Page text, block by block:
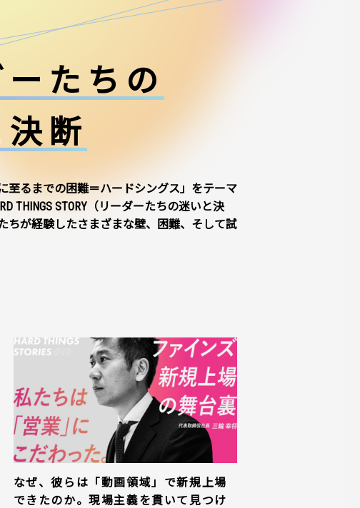
たちの
断
至るまでの困難＝ハードシングス」をテーマ
THINGS STORY（リーダーたちの迷いと決
ちが経験したさまざまな壁、困難、そして試
なぜ、彼らは「動画領域」で新規上場
できたのか。現場主義を貫いて見つけ